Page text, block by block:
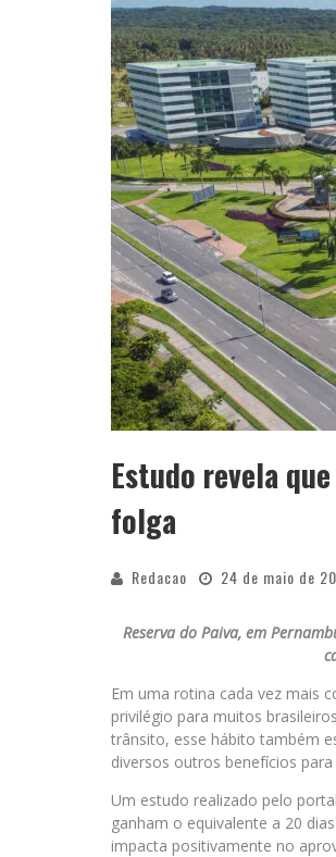
YAN TRAZ A
Estudo revela
folga
Redacao 24 de maio de
Reserva do Paiva, em
Em uma rotina cada vez mais
privilégio para muitos
trânsito, esse hábito também
diversos outros benefícios
Um estudo realizado pelo
ganham o equivalente a 20
impacta positivamente no